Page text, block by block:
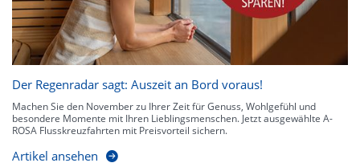
Der Regenradar sagt: Auszeit an Bord voraus!
Machen Sie den November zu Ihrer Zeit für Genuss, Wohlgefühl und
besondere Momente mit Ihren Lieblingsmenschen. Jetzt ausgewählte A-
ROSA Flusskreuzfahrten mit Preisvorteil sichern.
Artikel ansehen